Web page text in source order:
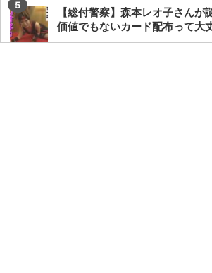
【総付警察】森本レオ子さん
価値でもないカード配布って大